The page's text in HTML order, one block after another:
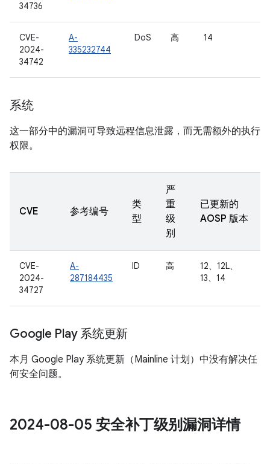
34736
CVE-
2024-
34742
A-
335232744
DoS 高 14
系统
这一部分中的漏洞可导致远程信息泄露，而无需额外的执行
权限。
CVE 参考编号
类
型
严
重
级
别
已更新的
AOSP 版本
CVE-
2024-
34727
A-
287184435
ID 高
12、12L、
13、14
Google Play 系统更新
本月 Google Play 系统更新（Mainline 计划）中没有解决任
何安全问题。
2024-08-05 安全补丁级别漏洞详情